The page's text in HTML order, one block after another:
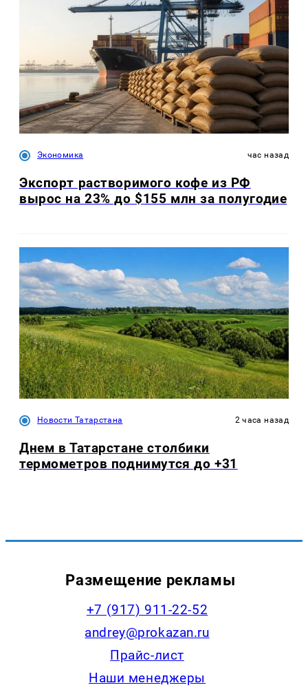
Экономика час назад
Экспорт растворимого кофе из РФ
вырос на 23% до $155 млн за полугодие
Новости Татарстана 2 часа назад
Днем в Татарстане столбики
термометров поднимутся до +31
Размещение рекламы
+7 (917) 911-22-52
andrey@prokazan.ru
Прайс-лист
Наши менеджеры